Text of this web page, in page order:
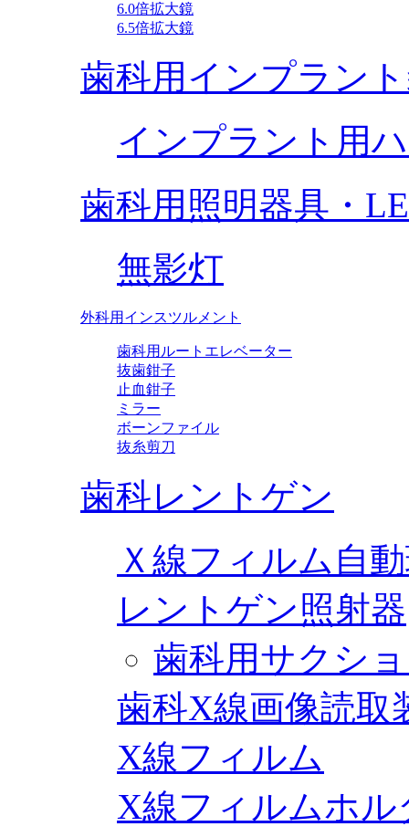
6.0倍拡大鏡
6.5倍拡大鏡
歯科用インプラン
インプラント用
歯科用照明器具・
無影灯
外科用インスツルメント
歯科用ルートエレベーター
抜歯鉗子
止血鉗子
ミラー
ボーンファイル
抜糸剪刀
歯科レントゲン
Ｘ線フィルム自
レントゲン照射器
歯科用サクシ
歯科X線画像読取
X線フィルム
X線フィルムホル